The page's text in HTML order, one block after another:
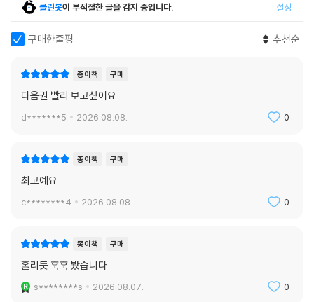
클린봇이 부적절한 글을 감지 중입니다. 설정
구매한줄평 추천순
종이책 구매
다음권 빨리 보고싶어요
d*******5 2026.08.08. 0
종이책 구매
최고예요
c********4 2026.08.08. 0
종이책 구매
홀리듯 훅훅 봤습니다
s********s 2026.08.07. 0